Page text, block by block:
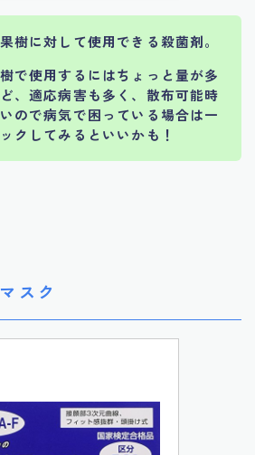
樹に対して使用できる殺菌剤。
で使用するにはちょっと量が多
、適応病害も多く、散布可能時
ので病気で困っている場合は一
クしてみるといいかも！
スク